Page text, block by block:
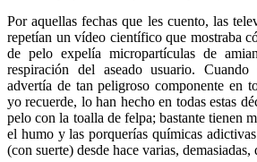
Por aquellas fechas que les cuento, las
repetían un vídeo científico que mostraba
de pelo expelía micropartículas de
respiración del aseado usuario.
advertía de tan peligroso componente en
yo recuerde, lo han hecho en todas estas
pelo con la toalla de felpa; bastante tienen
el humo y las porquerías químicas
(con suerte) desde hace varias, demasiadas,